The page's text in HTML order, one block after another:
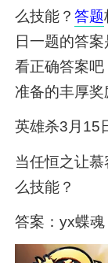
么技能？ 答题
日一题的答
看正确答案
准备的丰厚奖
英雄杀3月15
当任恒之让
么技能？
答案：yx蝶魂